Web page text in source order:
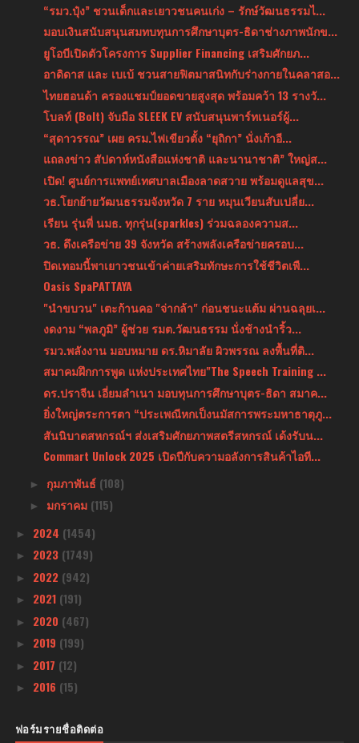
“รมว.ปุ๋ง” ชวนเด็กและเยาวชนคนเก่ง – รักษ์วัฒนธรรมไ...
มอบเงินสนับสนุนสมทบทุนการศึกษาบุตร-ธิดาช่างภาพนักข...
ยูโอบีเปิดตัวโครงการ Supplier Financing เสริมศักยภ...
อาดิดาส และ เบเบ้ ชวนสายฟิตมาสนิทกับร่างกายในคลาสอ...
ไทยฮอนด้า ครองแชมป์ยอดขายสูงสุด พร้อมคว้า 13 รางวั...
โบลท์ (Bolt) จับมือ SLEEK EV สนับสนุนพาร์ทเนอร์ผู้...
“สุดาวรรณ” เผย ครม.ไฟเขียวตั้ง “ยุถิกา” นั่งเก้าอี...
แถลงข่าว สัปดาห์หนังสือแห่งชาติ และนานาชาติ” ใหญ่ส...
เปิด! ศูนย์การแพทย์เทศบาลเมืองลาดสวาย พร้อมดูแลสุข...
วธ.โยกย้ายวัฒนธรรมจังหวัด 7 ราย หมุนเวียนสับเปลี่ย...
เรียน รุ่นพี่ นมธ. ทุกรุ่น(sparkles) ร่วมฉลองความส...
วธ. ดึงเครือข่าย 39 จังหวัด สร้างพลังเครือข่ายครอบ...
ปิดเทอมนี้พาเยาวชนเข้าค่ายเสริมทักษะการใช้ชีวิตเพื...
Oasis SpaPATTAYA
"นำขบวน" เตะก้านคอ "จ่ากล้า" ก่อนชนะแต้ม ผ่านฉลุยเ...
งดงาม “พลภูมิ” ผู้ช่วย รมต.วัฒนธรรม นั่งช้างนำริ้ว...
รมว.พลังงาน มอบหมาย ดร.หิมาลัย ผิวพรรณ ลงพื้นที่ติ...
สมาคมฝึกการพูด แห่งประเทศไทย"The Speech Training ...
ดร.ปราจีน เอี่ยมลำเนา มอบทุนการศึกษาบุตร-ธิดา สมาค...
ยิ่งใหญ่ตระการตา “ประเพณีหกเป็งนมัสการพระมหาธาตุภู...
สันนิบาตสหกรณ์ฯ ส่งเสริมศักยภาพสตรีสหกรณ์ เด้งรับน...
Commart Unlock 2025 เปิดปีกับความอลังการสินค้าไอที...
► กุมภาพันธ์ (108)
► มกราคม (115)
► 2024 (1454)
► 2023 (1749)
► 2022 (942)
► 2021 (191)
► 2020 (467)
► 2019 (199)
► 2017 (12)
► 2016 (15)
ฟอร์มรายชื่อติดต่อ